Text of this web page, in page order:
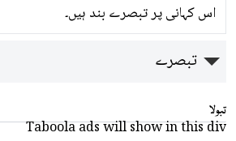
اس کہانی پر تبصرے بند ہیں۔
تبصرے
تبولا
Taboola ads will show in this div